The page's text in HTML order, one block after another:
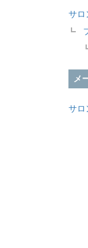
サロ
メ
サロ